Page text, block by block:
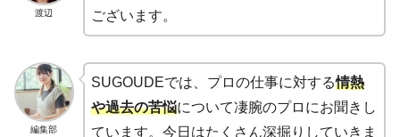
渡辺
ございます。
編集部
SUGOUDEでは、プロの仕事に対する情熱
や過去の苦悩について凄腕のプロにお聞きし
ています。今日はたくさん深掘りしていきま